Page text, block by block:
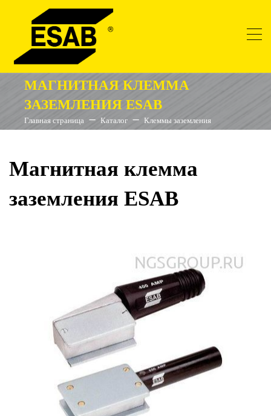
МАГНИТНАЯ КЛЕММА
ЗАЗЕМЛЕНИЯ ESAB
Главная страница Каталог Клеммы заземления
Магнитная клемма
заземления ESAB